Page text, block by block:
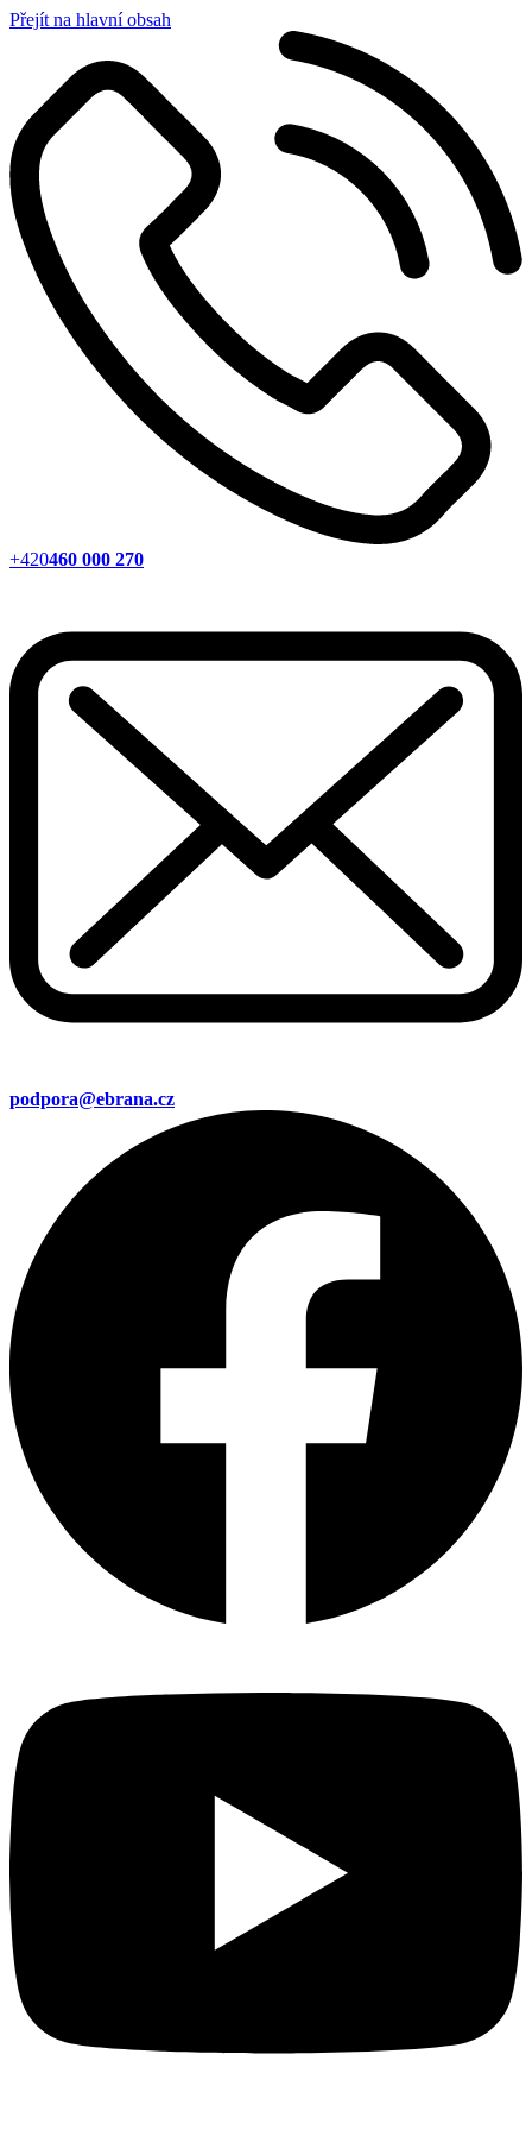
Přejít na hlavní obsah
+420460 000 270
podpora@ebrana.cz